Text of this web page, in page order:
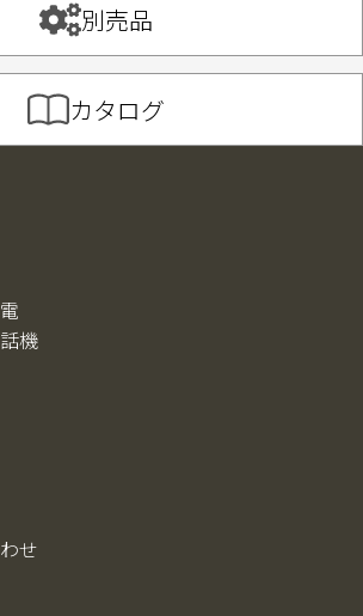
別売品
カタログ
機
せ